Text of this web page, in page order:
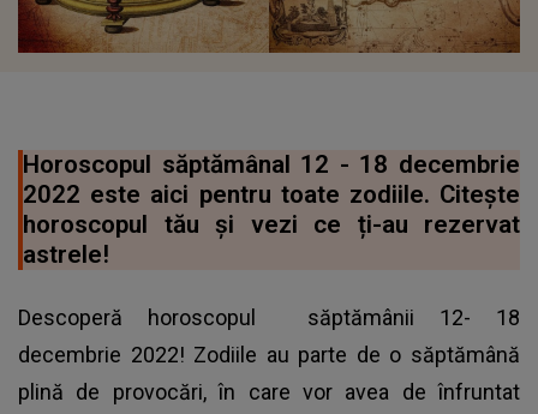
Horoscopul săptămânal 12 - 18 decembrie
2022 este aici pentru toate zodiile. Citește
horoscopul tău și vezi ce ți-au rezervat
astrele!
Descoperă horoscopul săptămânii 12- 18
decembrie 2022! Zodiile au parte de o săptămână
plină de provocări, în care vor avea de înfruntat